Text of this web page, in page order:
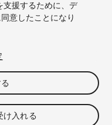
しない
支援するために、デ
意したことになり
け入れる